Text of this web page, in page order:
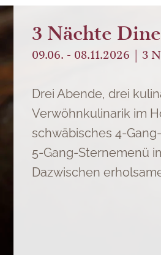
3 Nächte
09.06. - 08.11.2026 3
Drei Abende, drei
Verwöhnkulinarik im
schwäbisches 4-
5-Gang-Sternemenü
Dazwischen